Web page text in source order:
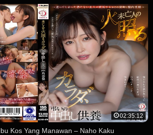
02:35:12
Kos Yang Manawan – Naho Kaku